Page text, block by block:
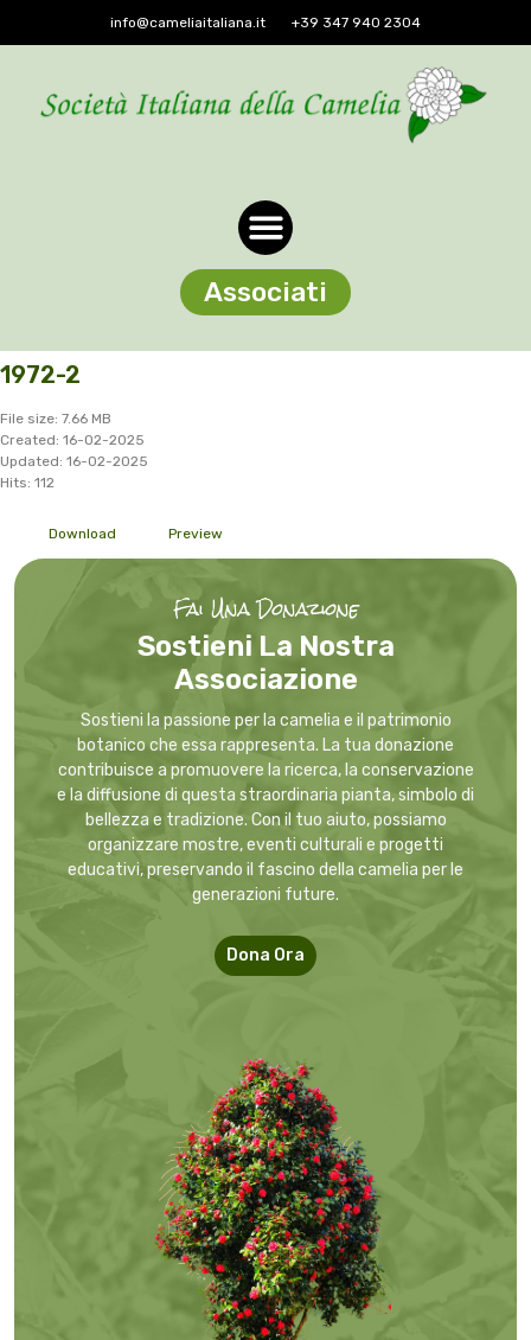
info@cameliaitaliana.it +39 347 940 2304
Associati
1972-2
File size: 7.66 MB
Created: 16-02-2025
Updated: 16-02-2025
Hits: 112
Download Preview
Fai Una Donazione
Sostieni La Nostra
Associazione
Sostieni la passione per la camelia e il patrimonio
botanico che essa rappresenta. La tua donazione
contribuisce a promuovere la ricerca, la conservazione
e la diffusione di questa straordinaria pianta, simbolo di
bellezza e tradizione. Con il tuo aiuto, possiamo
organizzare mostre, eventi culturali e progetti
educativi, preservando il fascino della camelia per le
generazioni future.
Dona Ora